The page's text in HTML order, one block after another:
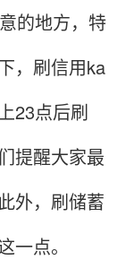
的地方，特
，刷信用ka
23点后刷
提醒大家最
外，刷储蓄
一点。